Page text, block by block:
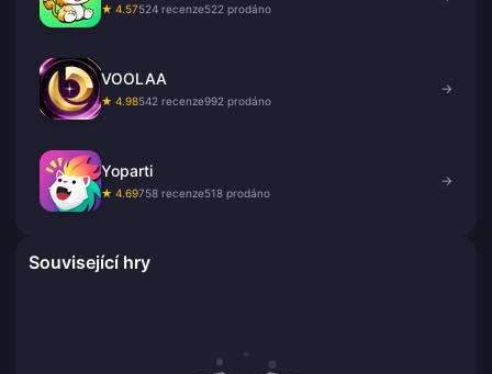
★ 4.57524 recenze522 prodáno
VOOLAA
★ 4.98542 recenze992 prodáno
→
Yoparti
★ 4.69758 recenze518 prodáno
→
Související hry